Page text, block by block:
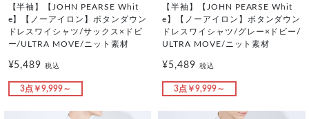
【半袖】【JOHN PEARSE Whit
e】【ノーアイロン】ボタンダウン
ドレスワイシャツ/サックス×ドビ
ー/ULTRA MOVE/ニット素材
¥5,489税込
3点￥9,999～
【半袖】【JOHN PEARSE Whit
e】【ノーアイロン】ボタンダウン
ドレスワイシャツ/グレー×ドビー/
ULTRA MOVE/ニット素材
¥5,489 税込
3点￥9,999～